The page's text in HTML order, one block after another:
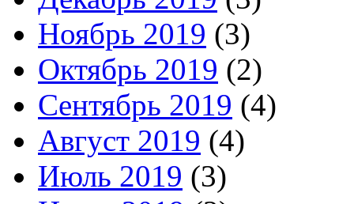
Ноябрь 2019 (3)
Октябрь 2019 (2)
Сентябрь 2019 (4)
Август 2019 (4)
Июль 2019 (3)